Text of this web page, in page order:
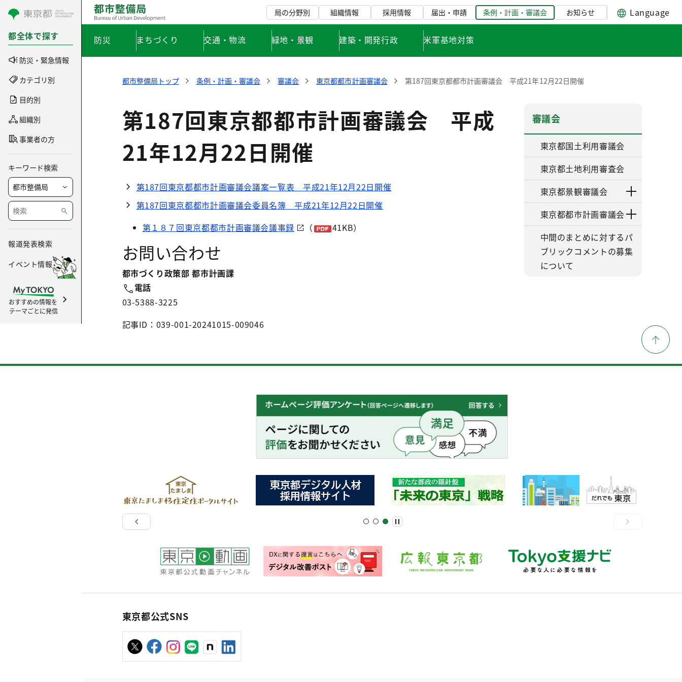
コンテンツにスキップ
都全体で探す
防災・緊急情報
カテゴリ別
目的別
組織別
事業者の方
キーワード検索
報道発表検索
イベント情報
おすすめの情報を
テーマごとに発信
局の分野別 組織情報 採用情報 届出・申請 条例・計画・審議会 お知らせ Language
防災 まちづくり 交通・物流 緑地・景観 建築・開発行政 米軍基地対策
都市整備局トップ 条例・計画・審議会 審議会 東京都都市計画審議会 第187回東京都都市計画審議会 平成21年12月22日開催
第187回東京都都市計画審議会 平成
21年12月22日開催
第187回東京都都市計画審議会議案一覧表 平成21年12月22日開催
第187回東京都都市計画審議会委員名簿 平成21年12月22日開催
第１８７回東京都都市計画審議会議事録
（ 41KB）
お問い合わせ
都市づくり政策部 都市計画課
電話
03-5388-3225
記事ID：039-001-20241015-009046
審議会
東京都国土利用審議会
東京都土地利用審査会
東京都景観審議会
東京都都市計画審議会
中間のまとめに対するパ
ブリックコメントの募集
について
東京都公式SNS